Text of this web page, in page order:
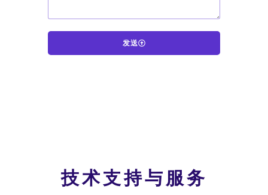
发送
技术支持与服务